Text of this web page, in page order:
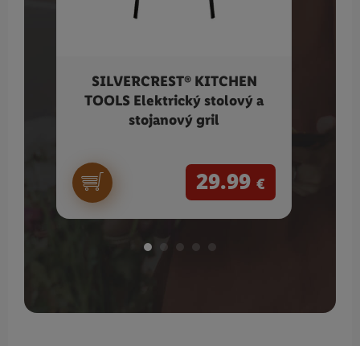
SILVERCREST® KITCHEN
TOOLS Elektrický stolový a
stojanový gril
29.99 €